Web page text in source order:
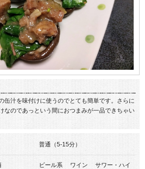
缶汁を味付けに使うのでとても簡単です。さらに
なのであっという間におつまみが一品できちゃい
普通（5-15分）
ビール系 ワイン サワー・ハイ